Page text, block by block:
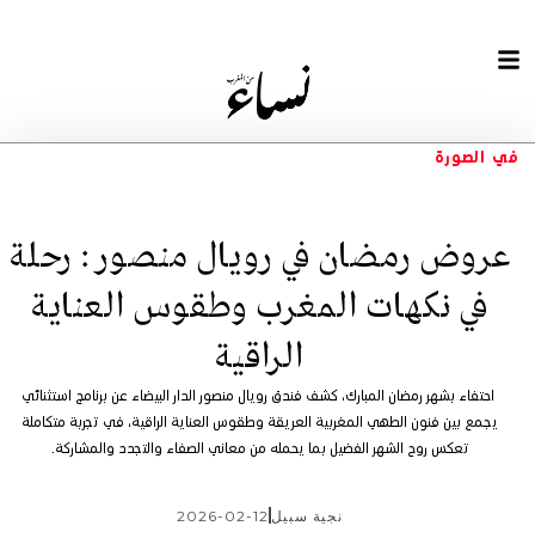
في الصورة
عروض رمضان في رويال منصور : رحلة
في نكهات المغرب وطقوس العناية
الراقية
احتفاء بشهر رمضان المبارك، كشف فندق رويال منصور الدار البيضاء عن برنامج استثنائي
يجمع بين فنون الطهي المغربية العريقة وطقوس العناية الراقية، في تجربة متكاملة
تعكس روح الشهر الفضيل بما يحمله من معاني الصفاء والتجدد والمشاركة.
نجية سبيل 2026-02-12